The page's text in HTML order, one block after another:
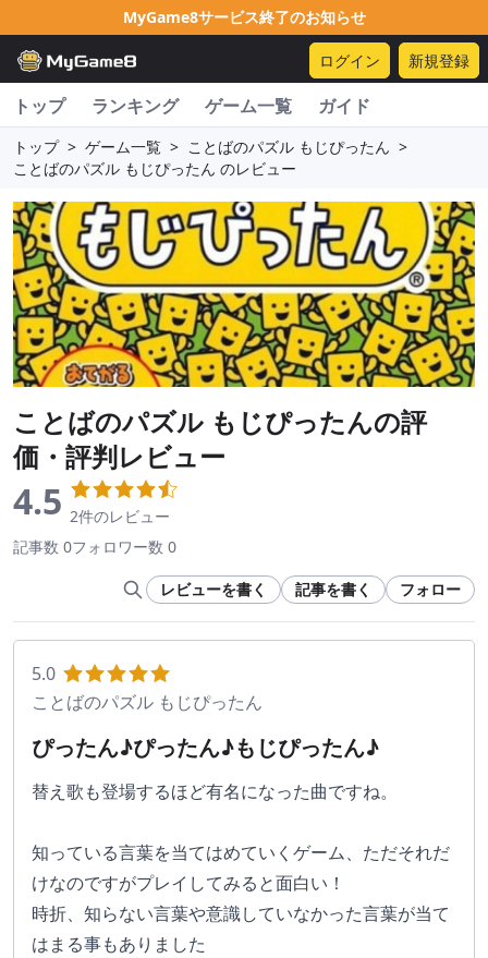
MyGame8サービス終了のお知らせ
ログイン 新規登録
トップ ランキング ゲーム一覧 ガイド
トップ > ゲーム一覧 > ことばのパズル もじぴったん >
ことばのパズル もじぴったん のレビュー
ことばのパズル もじぴったんの評
価・評判レビュー
4.5 2件のレビュー
記事数 0フォロワー数 0
レビューを書く 記事を書く フォロー
5.0
ことばのパズル もじぴったん
ぴったん♪ぴったん♪もじぴったん♪
替え歌も登場するほど有名になった曲ですね。
知っている言葉を当てはめていくゲーム、ただそれだ
けなのですがプレイしてみると面白い！
時折、知らない言葉や意識していなかった言葉が当て
はまる事もありました